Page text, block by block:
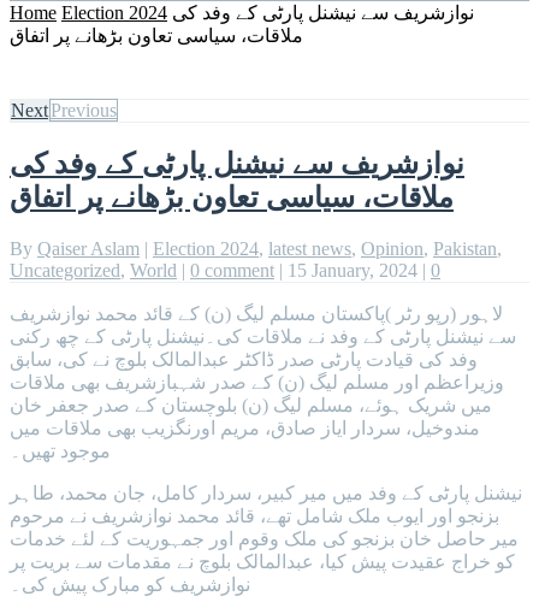
Home Election 2024 نوازشریف سے نیشنل پارٹی کے وفد کی
ملاقات، سیاسی تعاون بڑھانے پر اتفاق
NextPrevious
نوازشریف سے نیشنل پارٹی کے وفد کی
ملاقات، سیاسی تعاون بڑھانے پر اتفاق
By Qaiser Aslam | Election 2024, latest news, Opinion, Pakistan,
Uncategorized, World | 0 comment | 15 January, 2024 | 0
لاہور (رپو رٹر )پاکستان مسلم لیگ (ن) کے قائد محمد نوازشریف
سے نیشنل پارٹی کے وفد نے ملاقات کی۔نیشنل پارٹی کے چھ رکنی
وفد کی قیادت پارٹی صدر ڈاکٹر عبدالمالک بلوچ نے کی، سابق
وزیراعظم اور مسلم لیگ (ن) کے صدر شہبازشریف بھی ملاقات
میں شریک ہوئے، مسلم لیگ (ن) بلوچستان کے صدر جعفر خان
مندوخیل، سردار ایاز صادق، مریم اورنگزیب بھی ملاقات میں
موجود تھیں۔
نیشنل پارٹی کے وفد میں میر کبیر، سردار کامل، جان محمد، طاہر
بزنجو اور ایوب ملک شامل تھے، قائد محمد نوازشریف نے مرحوم
میر حاصل خان بزنجو کی ملک وقوم اور جمہوریت کے لئے خدمات
کو خراج عقیدت پیش کیا، عبدالمالک بلوچ نے مقدمات سے بریت پر
نوازشریف کو مبارک پیش کی۔